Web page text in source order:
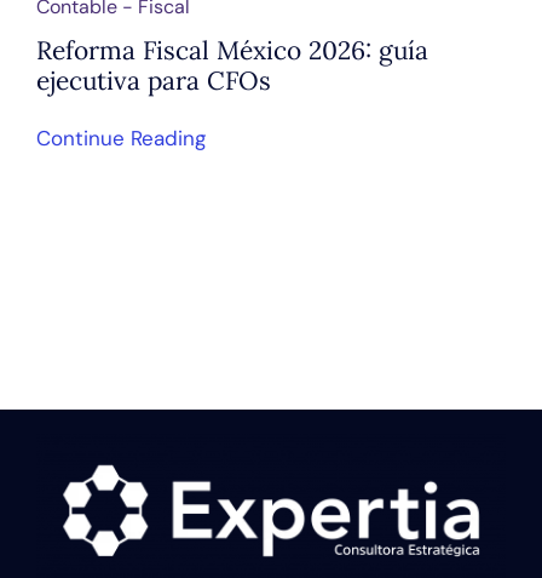
Contable - Fiscal
Reforma Fiscal México 2026: guía
ejecutiva para CFOs
Continue Reading